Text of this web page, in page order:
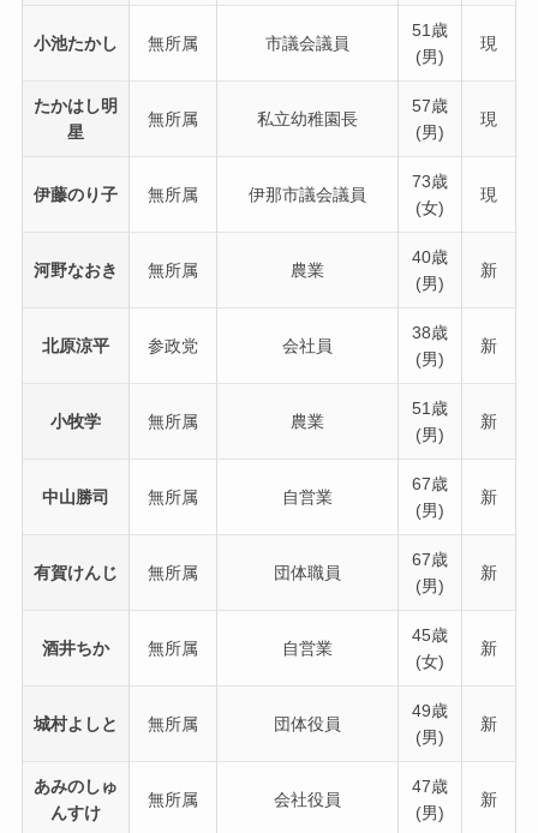
小池たかし 無所属 市議会議員
51歳
(男)
現
たかはし明
星
無所属 私立幼稚園長
57歳
(男)
現
伊藤のり子 無所属 伊那市議会議員
73歳
(女)
現
河野なおき 無所属 農業
40歳
(男)
新
北原涼平 参政党 会社員
38歳
(男)
新
小牧学 無所属 農業
51歳
(男)
新
中山勝司 無所属 自営業
67歳
(男)
新
有賀けんじ 無所属 団体職員
67歳
(男)
新
酒井ちか 無所属 自営業
45歳
(女)
新
城村よしと 無所属 団体役員
49歳
(男)
新
あみのしゅ
んすけ
無所属 会社役員
47歳
(男)
新